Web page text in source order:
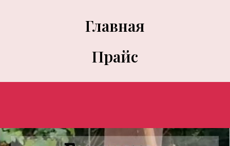
Главная
Прайс